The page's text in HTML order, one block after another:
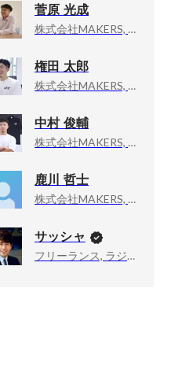
菅原 光成
株式会社MAKERS, 執行役員
権田 太郎
株式会社MAKERS, ECモール / 広告
中村 俊輔
株式会社MAKERS, サジーの恵み 事業部
鹿川 哲士
株式会社MAKERS, マーケティング
サッシャ
フリーランス, ラジオDJ・ナビゲーター